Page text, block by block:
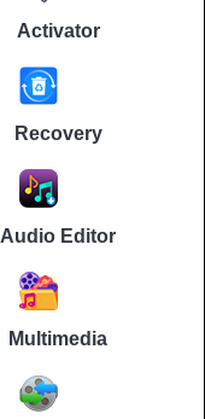
Activator
Recovery
Audio Editor
Multimedia